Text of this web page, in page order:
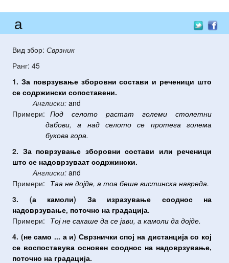
а
Вид збор: Сврзник
Ранг: 45
1. За поврзување зборовни состави и реченици што
се содржински сопоставени.
Англиски: and
Примери: Под селото растат големи
столетни
дабови,а над селото се протега
голема
букова гора.
2. За поврзување зборовни состави или реченици
што се надоврзуваат содржински.
Англиски: and
Примери: Таа не дојде, а тоа беше вистинска навреда.
3. (а камоли) За изразување сооднос
на
надоврзување, поточно на градација.
Примери: Тој не сакаше да се јави, а камоли да дојде.
4. (не само ... а и) Сврзнички спој на дистанција со кој
се воспоставува основен сооднос на надоврзување,
поточно на градација.